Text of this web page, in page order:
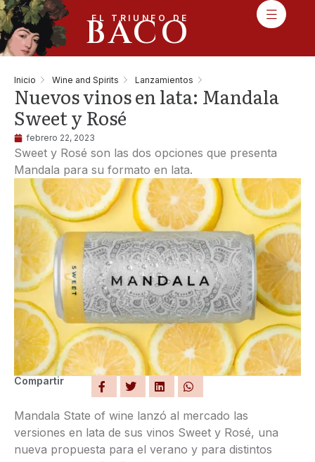
EL TRIUNFO DE
BACO
Inicio Wine and Spirits Lanzamientos
Nuevos vinos en lata: Mandala
Sweet y Rosé
febrero 22, 2023
Sweet y Rosé son las dos opciones que presenta
Mandala para su formato en lata.
Compartir
Mandala State of wine lanzó al mercado las
versiones en lata de sus vinos Sweet y Rosé, una
nueva propuesta para el verano y para distintos